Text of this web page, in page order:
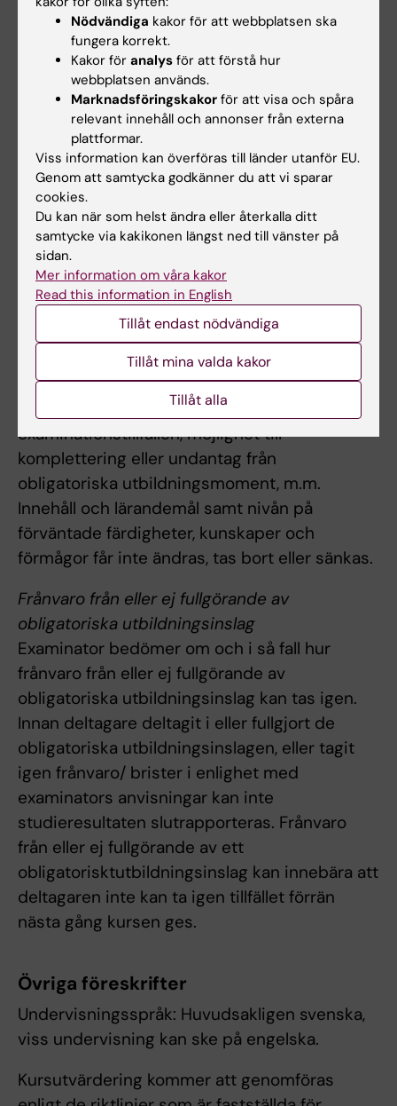
Muntlig presentation och diskussion (inom
kurs och inom klinisk verksamhet,
företrädesvis den egna arbetsplatsen) samt
skriftlig rapport (inklusive plan för
uppföljning).
Deltagaren behöver uppnå godkänt resultat
på båda uppgifterna för att erhålla betyget
godkänt på kursen.
Möjlighet till undantag från kursplanens
föreskrifter om examination
Om det föreligger särskilda skäl, eller behov av
anpassning för deltagare med
funktionsnedsättning, får examinator fatta
beslut om att frångå kursplanens föreskrifter
om examinationsform, antal
examinationstillfällen, möjlighet till
komplettering eller undantag från
obligatoriska utbildningsmoment, m.m.
Innehåll och lärandemål samt nivån på
förväntade färdigheter, kunskaper och
förmågor får inte ändras, tas bort eller sänkas.
Frånvaro från eller ej fullgörande av
obligatoriska utbildningsinslag
Examinator bedömer om och i så fall hur
frånvaro från eller ej fullgörande av
obligatoriska utbildningsinslag kan tas igen.
Innan deltagare deltagit i eller fullgjort de
obligatoriska utbildningsinslagen, eller tagit
igen frånvaro/ brister i enlighet med
examinators anvisningar kan inte
studieresultaten slutrapporteras. Frånvaro
från eller ej fullgörande av ett
obligatorisktutbildningsinslag kan innebära att
deltagaren inte kan ta igen tillfället förrän
nästa gång kursen ges.
Övriga föreskrifter
Undervisningsspråk: Huvudsakligen svenska,
viss undervisning kan ske på engelska.
Kursutvärdering kommer att genomföras
Nödvändiga kakor för att webbplatsen ska
fungera korrekt.
Kakor för analys för att förstå hur
webbplatsen används.
Marknadsföringskakor för att visa och spåra
relevant innehåll och annonser från externa
plattformar.
Viss information kan överföras till länder utanför EU.
Genom att samtycka godkänner du att vi sparar
cookies.
Du kan när som helst ändra eller återkalla ditt
samtycke via kakikonen längst ned till vänster på
sidan.
Mer information om våra kakor
Read this information in English
Tillåt endast nödvändiga
Tillåt mina valda kakor
Tillåt alla